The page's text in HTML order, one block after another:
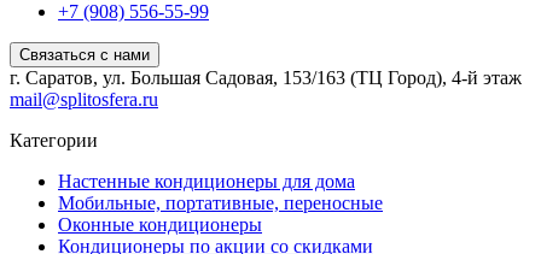
+7 (908) 556-55-99
Связаться с нами
г. Саратов, ул. Большая Садовая, 153/163 (ТЦ Город), 4-й этаж
mail@splitosfera.ru
Категории
Настенные кондиционеры для дома
Мобильные, портативные, переносные
Оконные кондиционеры
Кондиционеры по акции со скидками